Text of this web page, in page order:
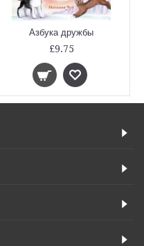
Азбука дружбы
£9.75